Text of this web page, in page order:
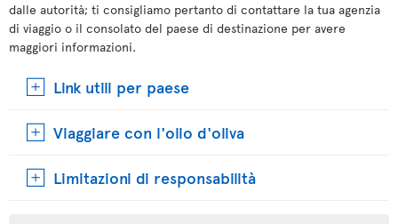
dalle autorità; ti consigliamo pertanto di contattare la tua agenzia
di viaggio o il consolato del paese di destinazione per avere
maggiori informazioni.
Link utili per paese
Viaggiare con l'olio d'oliva
Limitazioni di responsabilità